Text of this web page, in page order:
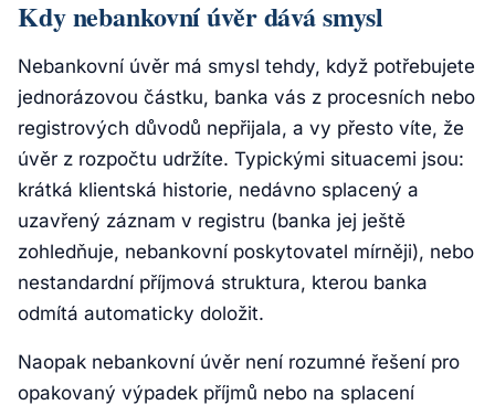
Kdy nebankovní úvěr dává smysl
Nebankovní úvěr má smysl tehdy, když potřebujete
jednorázovou částku, banka vás z procesních nebo
registrových důvodů nepřijala, a vy přesto víte, že
úvěr z rozpočtu udržíte. Typickými situacemi jsou:
krátká klientská historie, nedávno splacený a
uzavřený záznam v registru (banka jej ještě
zohledňuje, nebankovní poskytovatel mírněji), nebo
nestandardní příjmová struktura, kterou banka
odmítá automaticky doložit.
Naopak nebankovní úvěr není rozumné řešení pro
opakovaný výpadek příjmů nebo na splacení